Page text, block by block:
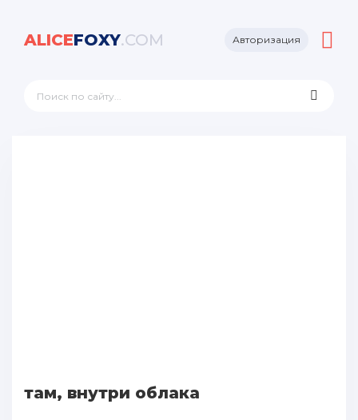
ALICEFOXY.COM Авторизация
там, внутри облака